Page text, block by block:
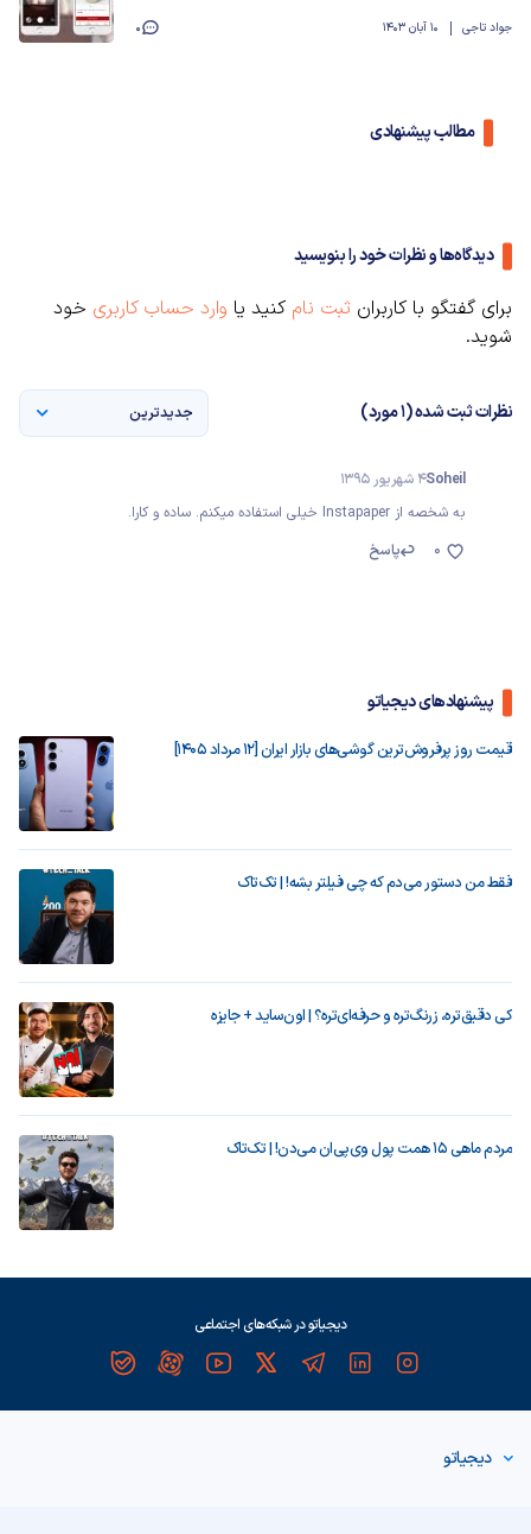
جواد تاجی 10 آبان 1403 0
مطالب پیشنهادی
دیدگاه‌ها و نظرات خود را بنویسید
برای گفتگو با کاربران ثبت نام کنید یا وارد حساب کاربری خود
شوید.
نظرات ثبت شده (1 مورد) جدیدترین
Soheil4 شهریور 1395
به شخصه از Instapaper خیلی استفاده میکنم. ساده و کارا.
پاسخ
0
پیشنهادهای دیجیاتو
قیمت روز پرفروش‌ترین گوشی‌های بازار ایران [12 مرداد 1405]
فقط من دستور می‌دم که چی فیلتر بشه! | تک‌تاک
کی دقیق‌تره، زرنگ‌تره و حرفه‌ای‌تره؟ | اون‌ساید + جایزه
مردم ماهی ۱۵ همت پول وی‌پی‌ان می‌دن! | تک‌تاک
دیجیاتو در شبکه‌های اجتماعی
دیجیاتو